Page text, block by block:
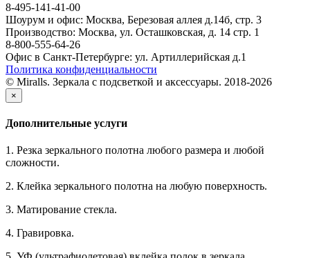
8-495-141-41-00
Шоурум и офис: Москва, Березовая аллея д.14б, стр. 3
Производство: Москва, ул. Осташковская, д. 14 стр. 1
8-800-555-64-26
Офис в Санкт-Петербурге: ул. Артиллерийская д.1
Политика конфиденциальности
© Miralls. Зеркала с подсветкой и аксессуары. 2018-2026
×
Дополнительные услуги
1. Резка зеркального полотна любого размера и любой
сложности.
2. Клейка зеркального полотна на любую поверхность.
3. Матирование стекла.
4. Гравировка.